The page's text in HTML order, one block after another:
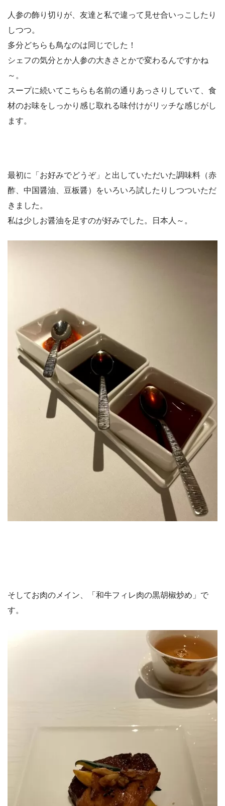
人参の飾り切りが、友達と私で違って見せ合いっこしたり
しつつ。
多分どちらも鳥なのは同じでした！
シェフの気分とか人参の大きさとかで変わるんですかね
～。
スープに続いてこちらも名前の通りあっさりしていて、食
材のお味をしっかり感じ取れる味付けがリッチな感じがし
ます。
最初に「お好みでどうぞ」と出していただいた調味料（赤
酢、中国醤油、豆板醤）をいろいろ試したりしつついただ
きました。
私は少しお醤油を足すのが好みでした。日本人～。
そしてお肉のメイン、「和牛フィレ肉の黒胡椒炒め」で
す。